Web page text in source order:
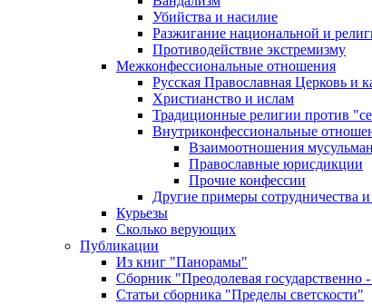
Убийства и насилие
Разжигание национальной и
Противодействие экстремизму
Межконфессиональные отношения
Русская Православная Церковь и
Христианство и ислам
Традиционные религии против
Внутриконфессиональные
Взаимоотношения
Православные юрисдикции
Прочие конфессии
Другие примеры сотрудничества
Курьезы
Сколько верующих
Публикации
Из книг "Панорамы"
Сборник "Преодолевая
Статьи сборника "Пределы светскости"